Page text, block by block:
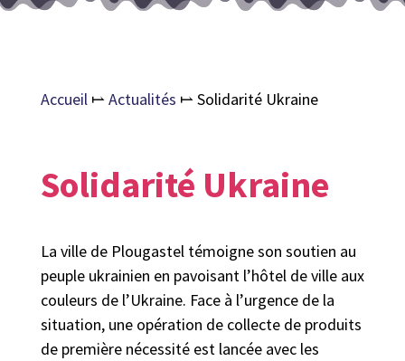
Accueil⥛Actualités ⥛Solidarité Ukraine
Solidarité Ukraine
La ville de Plougastel témoigne son soutien au
peuple ukrainien en pavoisant l’hôtel de ville aux
couleurs de l’Ukraine. Face à l’urgence de la
situation, une opération de collecte de produits
de première nécessité est lancée avec les